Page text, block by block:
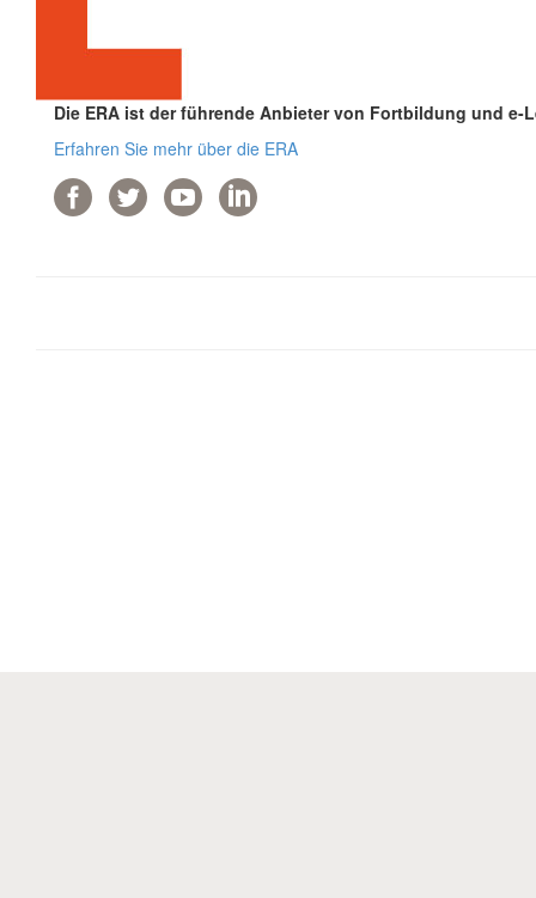
Die ERA ist der führende Anbieter von Fortbildung und e-
Erfahren Sie mehr über die ERA